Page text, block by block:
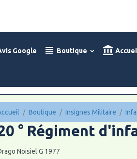
Google Boutique
Boutique Insignes Militaire
° Régiment
Noisiel G 1977